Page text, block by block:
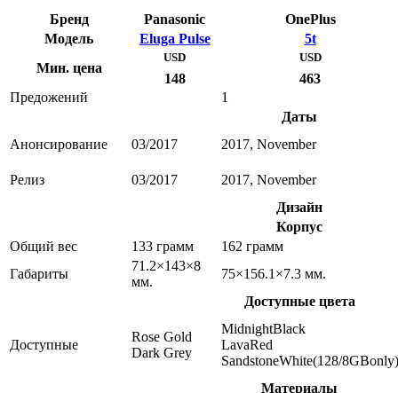
Бренд Panasonic
OnePlus
Модель
Eluga Pulse
5t
Мин. цена
USD
148
USD
463
Предожений
1
Даты
Анонсирование
03/2017 2017, November
Релиз 03/2017
2017, November
Дизайн
Корпус
Общий вес
133 грамм
162 грамм
Габариты
71.2×143×8
мм.
75×156.1×7.3 мм.
Доступные цвета
Доступные
Rose Gold
Dark Grey
MidnightBlack
LavaRed
SandstoneWhite(128/8GBonly)
Материалы